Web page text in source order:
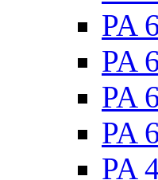
PA
PA
PA
PA
PA